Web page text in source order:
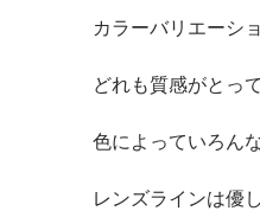
カラーバリエーシ
どれも質感がとっ
色によっていろん
レンズラインは優